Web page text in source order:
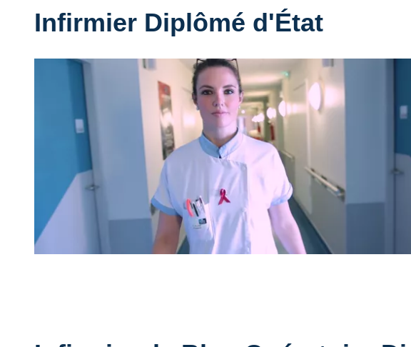
Infirmier Diplômé d'État